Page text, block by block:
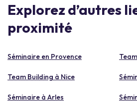
Explorez d’autres
proximité
Séminaire en Provence
Team Building à Nice
Séminaire à Arles